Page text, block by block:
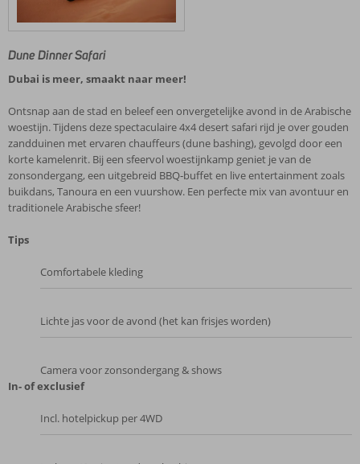
Dune Dinner Safari
Dubai is meer, smaakt naar meer!
Ontsnap aan de stad en beleef een onvergetelijke avond in de Arabische
woestijn. Tijdens deze spectaculaire 4x4 desert safari rijd je over gouden
zandduinen met ervaren chauffeurs (dune bashing), gevolgd door een
korte kamelenrit. Bij een sfeervol woestijnkamp geniet je van de
zonsondergang, een uitgebreid BBQ‑buffet en live entertainment zoals
buikdans, Tanoura en een vuurshow. Een perfecte mix van avontuur en
traditionele Arabische sfeer!
Tips
Comfortabele kleding
Lichte jas voor de avond (het kan frisjes worden)
Camera voor zonsondergang & shows
In- of exclusief
Incl. hotelpickup per 4WD